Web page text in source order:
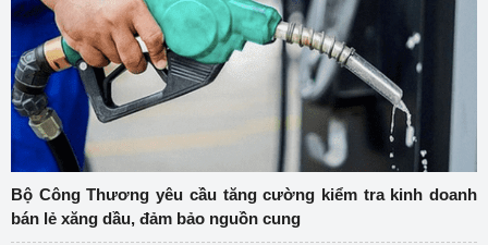
Bộ Công Thương yêu cầu tăng cường kiểm tra kinh doanh
bán lẻ xăng dầu, đảm bảo nguồn cung